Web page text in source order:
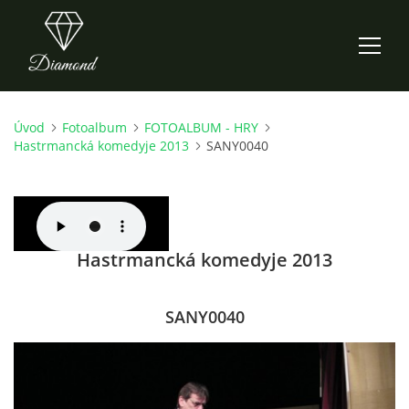
ÚVOD
O NÁS
Úvod Fotoalbum
FOTOALBUM - HRY
Hastrmancká komedyje 2013
SANY0040
Hastrmancká komedyje 2013
SANY0040